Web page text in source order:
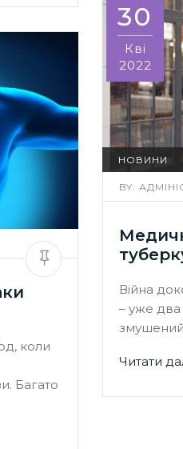
30
Кві
2022
НОВИНИ
BY:
Війна
– уже два
Читати
коли
Багато